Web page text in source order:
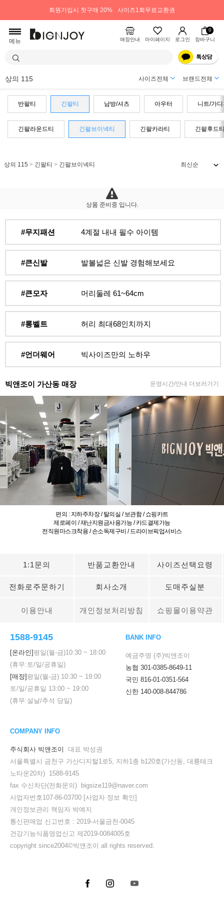
회원가입시 첫구매 20% 사이즈1회무료교환권
메뉴 매장안내 마이페이지 로그인
0
장바구니
상의 115 사이즈전체 브랜드전체
반팔티 긴팔티 남방/셔츠 아우터 니트/가
긴팔라운드티 긴팔브이넥티 긴팔카라티 긴팔후드
상의 115 > 긴팔티 > 긴팔브이넥티
상품 준비중 입니다.
#무지패션 4계절 내내 필수 아이템
#큰신발 발볼넓은 신발 경험해보세요
#큰모자 머리둘레 61~64cm
#롱벨트 허리 최대68인치까지
#언더웨어 빅사이즈만의 노하우
빅앤조이 가산동 매장 운영시간/안내 더보러가기
편의 : 지하주차장 / 탈의실 / 보관함 / 쇼핑카트
제로페이 / 재난지원금사용가능 / 카드결제가능
전직원마스크착용 / 손소독제구비 / 드라이브픽업서비스
1:1문의 반품교환안내 사이즈선택요령
전화로주문하기 회사소개 도매주실분
이용안내 개인정보처리방침 쇼핑몰이용약관
1588-9145
[온라인]평일(월-금)10:30 ~ 18:00
(휴무:토/일/공휴일)
[매장]평일(월-금) 10:30 ~ 19:00
토/일/공휴일 13:00 ~ 19:00
(휴무:설날/추석 당일)
BANK INFO
예금주명 (주)빅앤조이
농협 301-0385-8649-11
국민 816-01-0351-564
신한 140-008-844786
COMPANY INFO
주식회사 빅앤조이
대표 박성권
서울특별시 금천구 가산디지털1로5, 지하1층 b120호(가산동, 대륭테크
노타운20차) 1588-9145
fax 수신차단(전화문의) bigsize119@naver.com
사업자번호107-86-03700 [사업자 정보 확인]
개인정보관리 책임자 박예지
통신판매업 신고번호 : 2019-서울금천-0045
건강기능식품영업신고 제2019-0084005호
copyright since2004©빅앤조이 all rights reserved.